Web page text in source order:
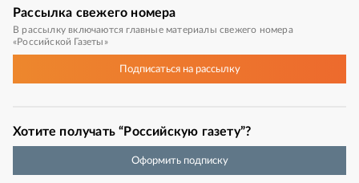
Рассылка свежего номера
В рассылку включаются главные материалы свежего номера
«Российской Газеты»
Подписатьсяна рассылку
Хотите получать “Российскую газету”?
Оформить подписку